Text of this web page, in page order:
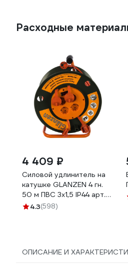
Расходные
4 409 ₽
Силовой удлинитель на
катушке GLANZEN 4 гн.
50 м ПВС 3x1,5 IP44 арт.
EB-50-007 00012294
4.3(598)
ОПИСАНИЕ И